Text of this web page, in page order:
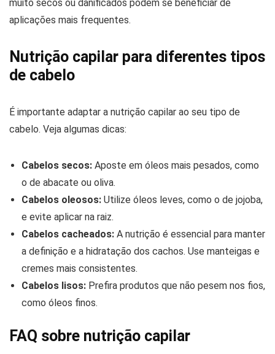
muito secos ou danificados podem se beneficiar de
aplicações mais frequentes.
Nutrição capilar para diferentes tipos
de cabelo
É importante adaptar a nutrição capilar ao seu tipo de
cabelo. Veja algumas dicas:
Cabelos secos: Aposte em óleos mais pesados, como
o de abacate ou oliva.
Cabelos oleosos: Utilize óleos leves, como o de jojoba,
e evite aplicar na raiz.
Cabelos cacheados: A nutrição é essencial para manter
a definição e a hidratação dos cachos. Use manteigas e
cremes mais consistentes.
Cabelos lisos: Prefira produtos que não pesem nos fios,
como óleos finos.
FAQ sobre nutrição capilar